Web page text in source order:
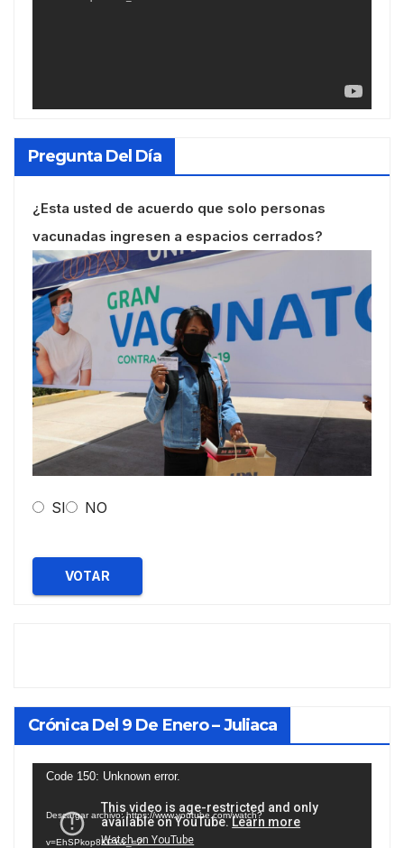
Pregunta Del Día
¿Esta usted de acuerdo que solo personas
vacunadas ingresen a espacios cerrados?
SI NO
VOTAR
Crónica Del 9 De Enero – Juliaca
Reproductor
vídeo
Code 150: Unknown error.
Descargar archivo: https://www.youtube.com/watch?
v=EhSPkop8KPY&_=2